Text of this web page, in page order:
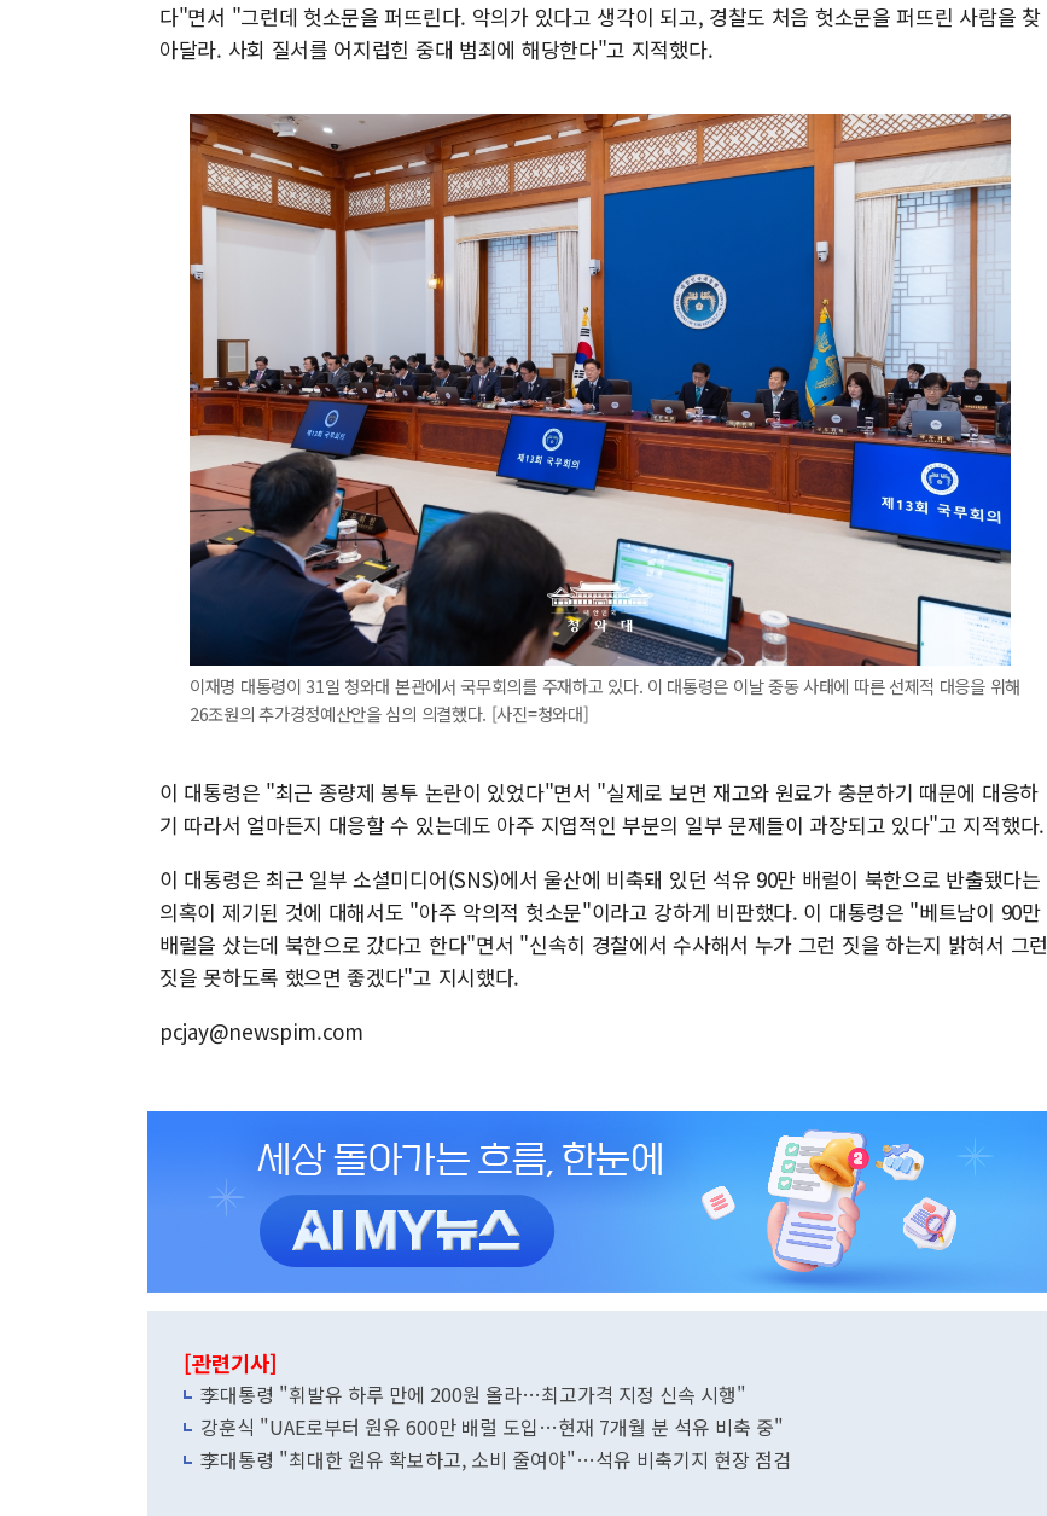
다"면서 "그런데 헛소문을 퍼뜨린다. 악의가 있다고 생각이 되고, 경찰도 처음 헛소문을 퍼뜨린 사람을 찾
아달라. 사회 질서를 어지럽힌 중대 범죄에 해당한다"고 지적했다.
이재명 대통령이 31일 청와대 본관에서 국무회의를 주재하고 있다. 이 대통령은 이날 중동 사태에 따른 선제적 대응을 위해
26조원의 추가경정예산안을 심의 의결했다. [사진=청와대]
이 대통령은 "최근 종량제 봉투 논란이 있었다"면서 "실제로 보면 재고와 원료가 충분하기 때문에 대응하
기 따라서 얼마든지 대응할 수 있는데도 아주 지엽적인 부분의 일부 문제들이 과장되고 있다"고 지적했다.
이 대통령은 최근 일부 소셜미디어(SNS)에서 울산에 비축돼 있던 석유 90만 배럴이 북한으로 반출됐다는
의혹이 제기된 것에 대해서도 "아주 악의적 헛소문"이라고 강하게 비판했다. 이 대통령은 "베트남이 90만
배럴을 샀는데 북한으로 갔다고 한다"면서 "신속히 경찰에서 수사해서 누가 그런 짓을 하는지 밝혀서 그런
짓을 못하도록 했으면 좋겠다"고 지시했다.
pcjay@newspim.com
[관련기사]
李대통령 "휘발유 하루 만에 200원 올라…최고가격 지정 신속 시행"
강훈식 "UAE로부터 원유 600만 배럴 도입…현재 7개월 분 석유 비축 중"
李대통령 "최대한 원유 확보하고, 소비 줄여야"…석유 비축기지 현장 점검